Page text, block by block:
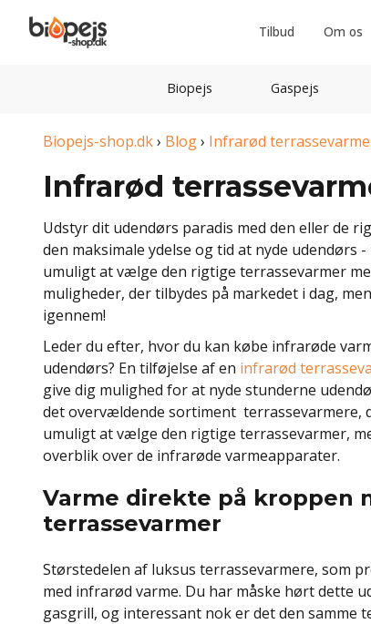
Tilbud Om os
Biopejs Gaspejs
Biopejs-shop.dk› Blog› Infrarød
Infrarød
Udstyr dit udendørs paradis med den eller de
den maksimale ydelse og tid at nyde udendørs
umuligt at vælge den rigtige terrassevarmer
muligheder, der tilbydes på markedet i dag,
igennem!
Leder du efter, hvor du kan købe infrarøde
udendørs? En tilføjelse af en infrarød
give dig mulighed for at nyde stunderne
det overvældende sortiment terrassevarmere,
umuligt at vælge den rigtige terrassevarmer,
overblik over de infrarøde varmeapparater.
Varme direkte på kroppen
terrassevarmer
Størstedelen af ​​luksus terrassevarmere, som
med infrarød varme. Du har måske hørt dette
gasgrill, og interessant nok er det den samme